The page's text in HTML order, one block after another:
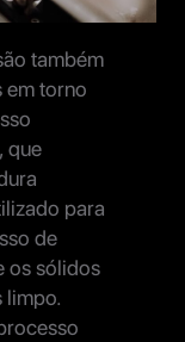
também
em torno
que
para
de
os sólidos
limpo.